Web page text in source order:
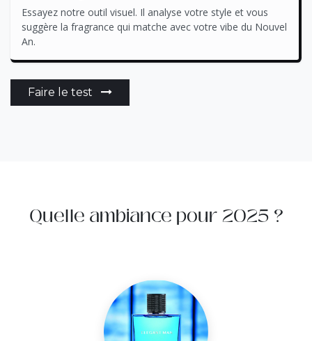
Essayez notre outil visuel. Il analyse votre style et vous
suggère la fragrance qui matche avec votre vibe du Nouvel
An.
Faire le test
Quelle ambiance pour 2025 ?